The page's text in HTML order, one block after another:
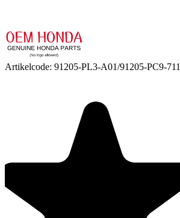
Artikelcode: 91205-PL3-A01/91205-PC9-711